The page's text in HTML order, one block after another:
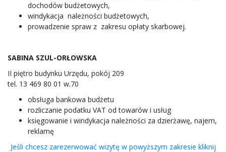
dochodów budżetowych,
windykacja należności budżetowych,
prowadzenie spraw z zakresu opłaty skarbowej.
SABINA SZUL-ORŁOWSKA
II piętro budynku Urzędu, pokój 209
tel. 13 469 80 01 w.70
obsługa bankowa budżetu
rozliczanie podatku VAT od towarów i usług
księgowanie i windykacja należności za dzierżawę, najem,
reklamę
Jeśli chcesz zarezerwować wizytę w powyższym zakresie kliknij